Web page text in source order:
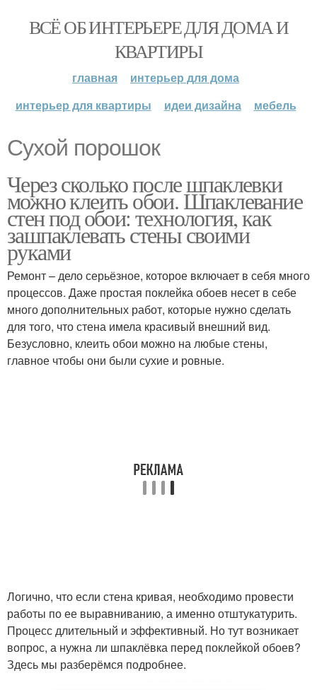
ВСЁ ОБ ИНТЕРЬЕРЕ ДЛЯ ДОМА И
КВАРТИРЫ
главная
интерьер для дома
интерьер для квартиры
идеи дизайна мебель
Сухой порошок
Через сколько после шпаклевки
можно клеить обои. Шпаклевание
стен под обои: технология, как
зашпаклевать стены своими
руками
Ремонт – дело серьёзное, которое включает в себя много
процессов. Даже простая поклейка обоев несет в себе
много дополнительных работ, которые нужно сделать
для того, что стена имела красивый внешний вид.
Безусловно, клеить обои можно на любые стены,
главное чтобы они были сухие и ровные.
Логично, что если стена кривая, необходимо провести
работы по ее выравниванию, а именно отштукатурить.
Процесс длительный и эффективный. Но тут возникает
вопрос, а нужна ли шпаклёвка перед поклейкой обоев?
Здесь мы разберёмся подробнее.